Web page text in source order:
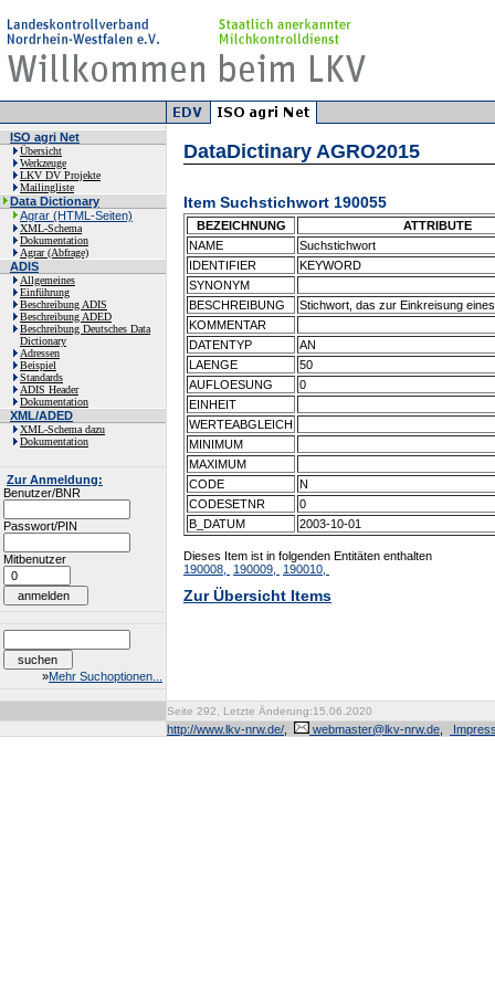
ISO agri Net
Übersicht
Werkzeuge
LKV DV Projekte
Mailingliste
Data Dictionary
Agrar (HTML-Seiten)
XML-Schema
Dokumentation
Agrar (Abfrage)
ADIS
Allgemeines
Einführung
Beschreibung ADIS
Beschreibung ADED
Beschreibung Deutsches Data
Dictionary
Adressen
Beispiel
Standards
ADIS Header
Dokumentation
XML/ADED
XML-Schema dazu
Dokumentation
Zur Anmeldung:
Benutzer/BNR
Passwort/PIN
Mitbenutzer
»Mehr Suchoptionen...
DataDictinary AGRO2015
Item Suchstichwort 190055
BEZEICHNUNG
ATTRIBUTE
NAME
Suchstichwort
IDENTIFIER
KEYWORD
SYNONYM
BESCHREIBUNG
Stichwort, das zur Einkreisung
KOMMENTAR
DATENTYP
AN
LAENGE
50
AUFLOESUNG
0
EINHEIT
WERTEABGLEICH
MINIMUM
MAXIMUM
CODE
N
CODESETNR
0
B_DATUM
2003-10-01
Dieses Item ist in folgenden Entitäten enthalten
190008,
190009, 190010,
Zur Übersicht Items
Seite 292, Letzte Änderung:15.06.2020
http://www.lkv-nrw.de/
webmaster@lkv-nrw.de